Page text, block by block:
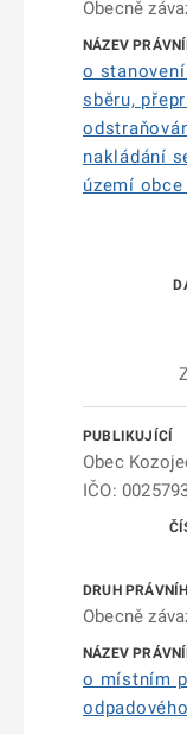
Obecně
o
sběru,
nakládání
území
Obec
IČO:
Obecně
o místním